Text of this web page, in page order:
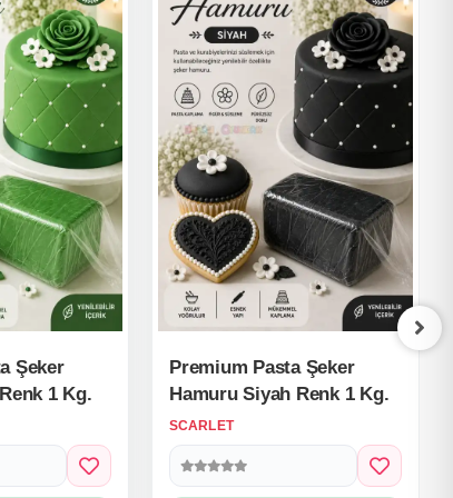
Şeker
1 Kg.
Premium Pasta Şeker
Hamuru Siyah Renk 1 Kg.
SCARLET